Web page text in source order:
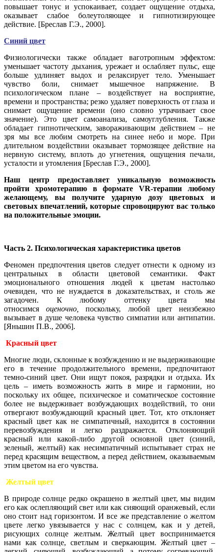
повышает тонус и успокаивает, создает ощущение отдыха,
оказывает слабое болеутоляющее и гипнотизирующее
действие. [Бреслав Г.Э., 2000].
Синий цвет
Физиологически также обладает ваготропным эффектом:
уменьшает частоту дыхания, урежает и ослабляет пульс, еще
больше удлиняет выдох и релаксирует тело. Уменьшает
чувство боли, снимает мышечное напряжение. В
психологическом плане – воздействует на восприятие,
времени и пространства; резко удаляет поверхность от глаза и
снимает ощущение времени (оно словно утрачивает свое
значение). Это цвет самоанализа, самоуглубления. Также
обладает гипнотическим, завораживающим действием – не
зря мы все любим смотреть на синее небо и море. При
длительном воздействии оказывает тормозящее действие на
нервную систему, вплоть до угнетения, ощущения печали,
усталости и утомления [Бреслав Г.Э., 2000].
Наш центр предоставляет уникальную возможность
пройти хромотерапию в формате VR-терапии любому
желающему, вы получите ударную дозу цветовых и
световых впечатлений, которые спровоцируют вас только
на положительные эмоции.
Часть 2. Психологическая характеристика цветов
Феномен предпочтения цветов следует отнести к одному из
центральных в области цветовой семантики. Факт
эмоционального отношения людей к цветам настолько
очевиден, что не нуждается в доказательствах, и столь же
загадочен. К любому оттенку цвета мы
относимсяоценочно,поскольку, любой цвет неизбежно
вызывает в душе человека чувство симпатии или антипатии.
[Яньшин П.В., 2006].
Красный цвет
Многие люди, склонные к возбуждению и не выдерживающие
его в течение продолжительного времени, предпочитают
темно-синий цвет. Они ищут покоя, разрядки и отдыха. Их
цель – иметь возможность жить в мире и гармонии, но
поскольку их общее, психическое и соматическое состояние
более не выдерживает возбуждающих воздействий, то они
отвергают возбуждающий красный цвет. Тот, кто отклоняет
красный цвет как не симпатичный, находится в состоянии
перевозбуждения и легко раздражается. Отклоняющий
красный или какой-либо другой основной цвет (синий,
зеленый, желтый) как несимпатичный испытывает страх не
перед красящим веществом, а перед действием, оказываемым
этим цветом на его чувства.
Желтый цвет
В природе солнце редко окрашено в желтый цвет, мы видим
его как ослепляющий свет или как сияющий оранжевый, если
оно стоит над горизонтом. И все же представление о желтом
цвете легко увязывается у нас с солнцем, как и у детей,
рисующих солнце желтым. Желтый цвет воспринимается
нами как солнце, светлым и сверкающим. Желтый цвет –